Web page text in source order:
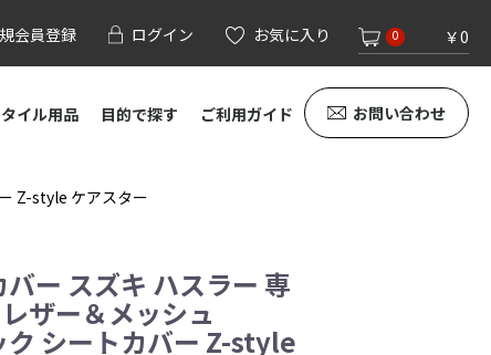
会員登録 ログイン お気に入り 0 ￥0
イル用品 目的で探す ご利用ガイド お問い合わせ
Z-style ケアスター
ー スズキ ハスラー 専
ザー＆メッシュ
ク シートカバー Z-style